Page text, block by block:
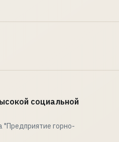
социальной
"Предприятие горно-